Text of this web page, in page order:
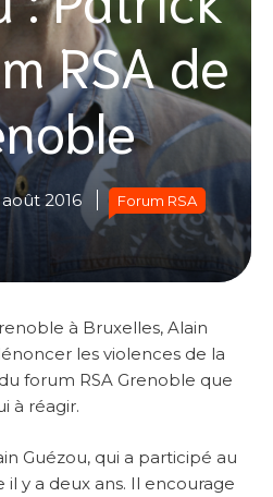
RSA de
août 2016 Forum RSA
à Bruxelles, Alain
les violences de la
forum RSA Grenoble que
à réagir.
Guézou, qui a participé au
y a deux ans. Il encourage